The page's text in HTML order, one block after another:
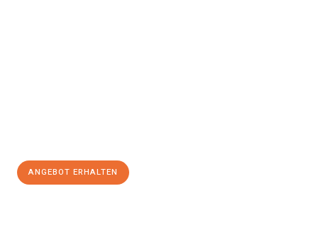
ANGEBOT ERHALTEN